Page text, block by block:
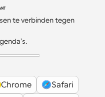
te verbinden tegen
Chrome
Safari